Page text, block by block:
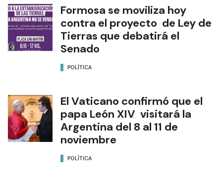
Formosa se moviliza hoy
contra el proyecto de Ley de
Tierras que debatirá el
Senado
POLÍTICA
El Vaticano confirmó que el
papa León XIV visitará la
Argentina del 8 al 11 de
noviembre
POLÍTICA